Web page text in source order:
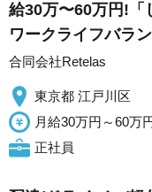
給30万〜60万円!「
ワークライフバラ
合同会社Retelas
東京都 江戸川区
月給30万円～60万
正社員